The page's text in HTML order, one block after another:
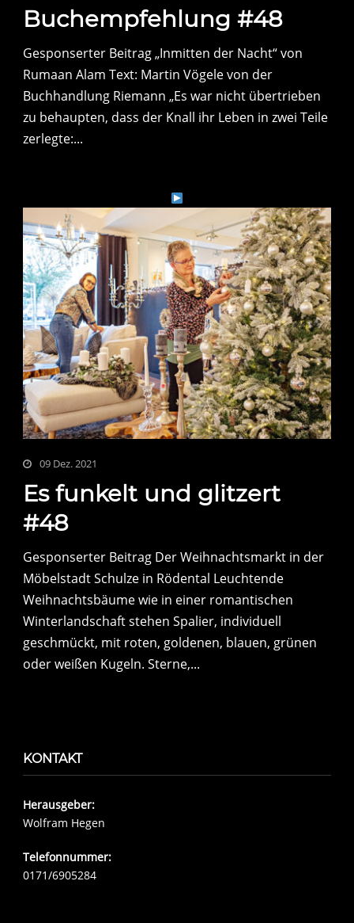
Buchempfehlung #48
Gesponserter Beitrag „Inmitten der Nacht“ von
Rumaan Alam Text: Martin Vögele von der
Buchhandlung Riemann „Es war nicht übertrieben
zu behaupten, dass der Knall ihr Leben in zwei Teile
zerlegte:...
09 Dez. 2021
Es funkelt und glitzert
#48
Gesponserter Beitrag Der Weihnachtsmarkt in der
Möbelstadt Schulze in Rödental Leuchtende
Weihnachtsbäume wie in einer romantischen
Winterlandschaft stehen Spalier, individuell
geschmückt, mit roten, goldenen, blauen, grünen
oder weißen Kugeln. Sterne,...
KONTAKT
Herausgeber:
Wolfram Hegen
Telefonnummer:
0171/6905284